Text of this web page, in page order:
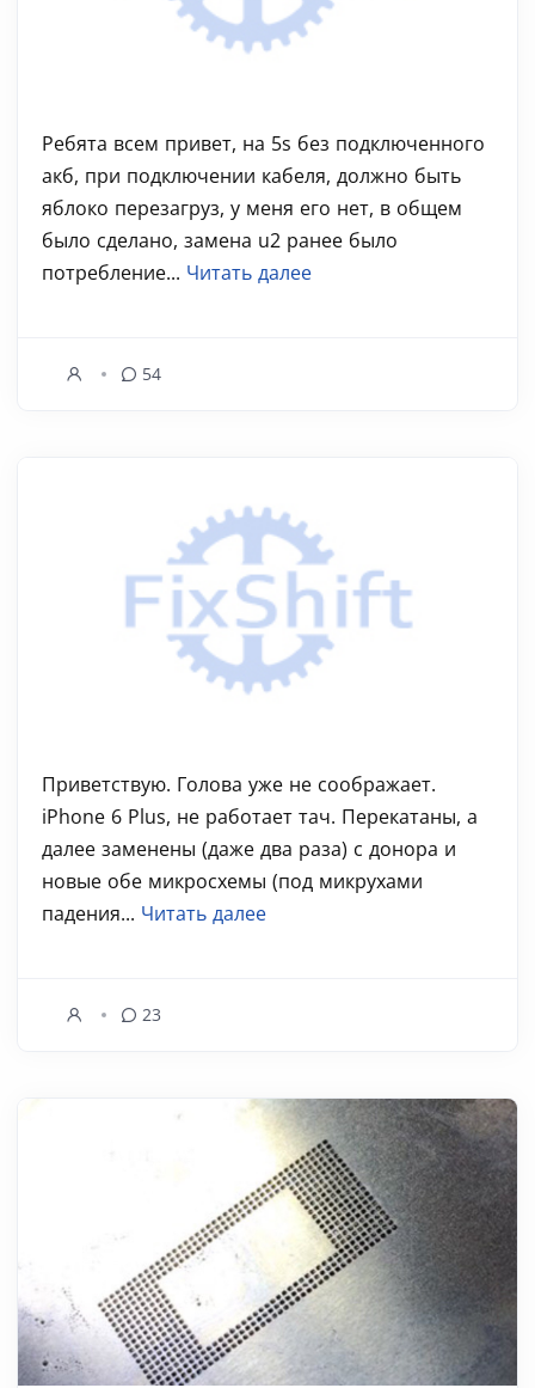
Ребята всем привет, на 5s без подключенного
акб, при подключении кабеля, должно быть
яблоко перезагруз, у меня его нет, в общем
было сделано, замена u2 ранее было
потребление... Читать далее
54
Приветствую. Голова уже не соображает.
iPhone 6 Plus, не работает тач. Перекатаны, а
далее заменены (даже два раза) с донора и
новые обе микросхемы (под микрухами
падения... Читать далее
23